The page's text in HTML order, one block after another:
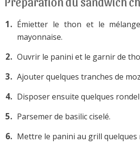
Émietter le thon et le
mayonnaise.
Ouvrir le panini et le garnir de
Ajouter quelques tranches de
Disposer ensuite quelques
Parsemer de basilic ciselé.
Mettre le panini au grill quelques